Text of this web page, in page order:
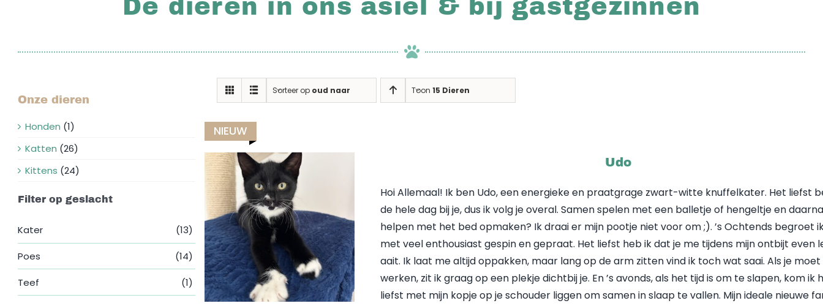
De dieren in ons asiel & bij gastgezinnen
Onze dieren
Honden (1)
Katten (26)
Kittens (24)
Filter op geslacht
Kater (13)
Poes (14)
Teef (1)
Sorteer op oud naar nieuw Toon15 Dieren
NIEUW
Udo
Hoi Allemaal! Ik ben Udo, een energieke en praatgrage zwart-witte knuffelkater. Het liefst
de hele dag bij je, dus ik volg je overal. Samen spelen met een balletje of hengeltje en
helpen met het bed opmaken? Ik draai er mijn pootje niet voor om ;). ’s Ochtends begroet
met veel enthousiast gespin en gepraat. Het liefst heb ik dat je me tijdens mijn ontbijt even
aait. Ik laat me altijd oppakken, maar lang op de arm zitten vind ik toch wat saai. Als je moet
werken, zit ik graag op een plekje dichtbij je. En ’s avonds, als het tijd is om te slapen, kom ik
liefst met mijn kopje op je schouder liggen om samen in slaap te vallen. Mijn ideale nieuwe